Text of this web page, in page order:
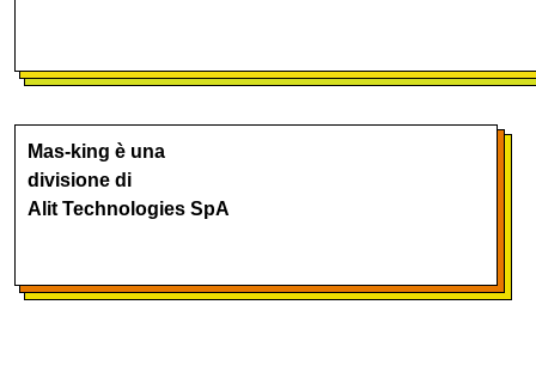
Mas-king è una
divisione di
Alit Technologies SpA